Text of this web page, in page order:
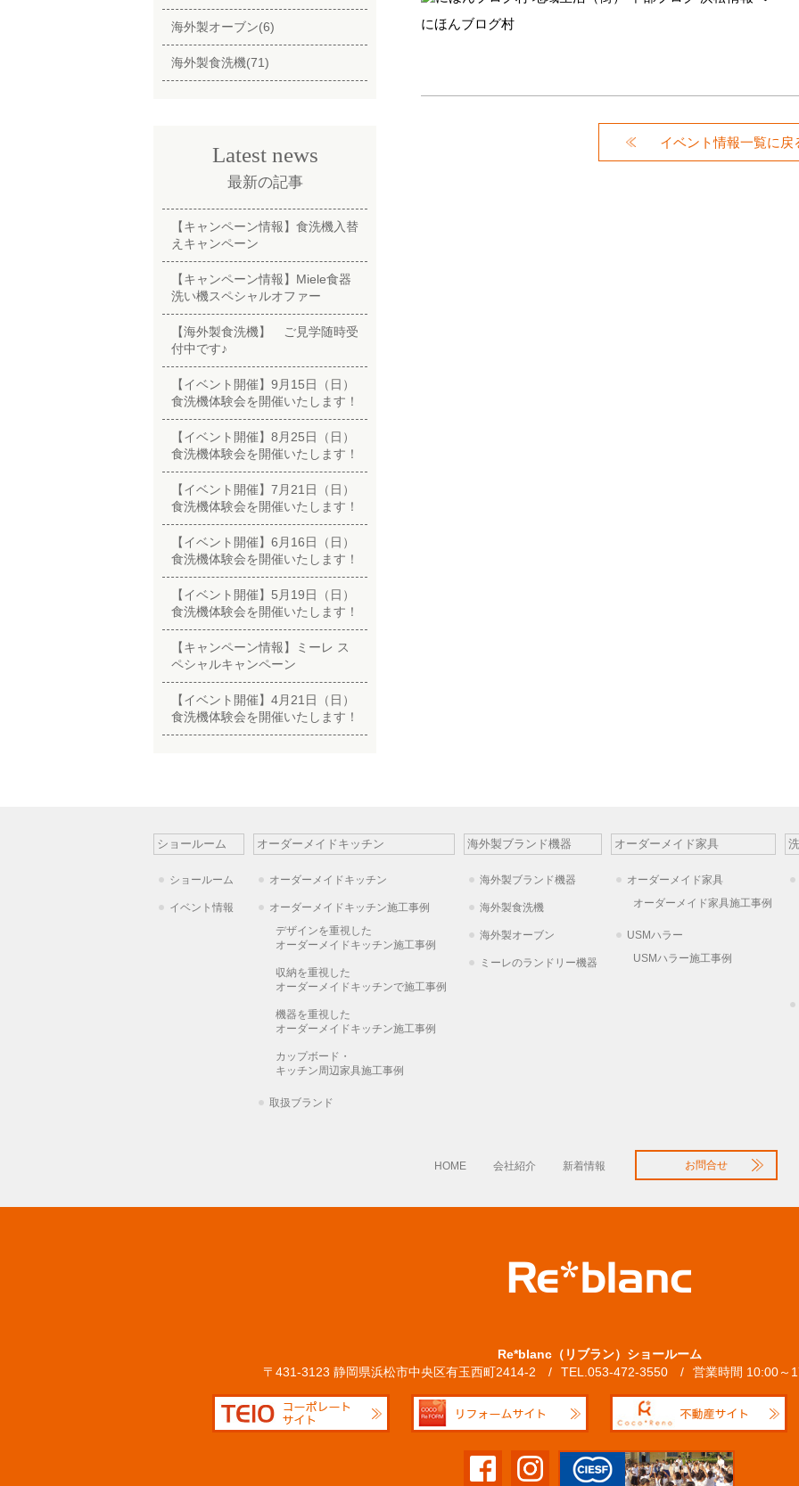
にほんブログ村
イベント情報一覧に戻
海外製オーブン(6)
海外製食洗機(71)
Latest news
最新の記事
【キャンペーン情報】食洗機入替
えキャンペーン
【キャンペーン情報】Miele食器
洗い機スペシャルオファー
【海外製食洗機】 ご見学随時受
付中です♪
【イベント開催】9月15日（日）
食洗機体験会を開催いたします！
【イベント開催】8月25日（日）
食洗機体験会を開催いたします！
【イベント開催】7月21日（日）
食洗機体験会を開催いたします！
【イベント開催】6月16日（日）
食洗機体験会を開催いたします！
【イベント開催】5月19日（日）
食洗機体験会を開催いたします！
【キャンペーン情報】ミーレ ス
ペシャルキャンペーン
【イベント開催】4月21日（日）
食洗機体験会を開催いたします！
ショールーム
ショールーム
イベント情報
オーダーメイドキッチン
オーダーメイドキッチン
オーダーメイドキッチン施工事例
デザインを重視した
オーダーメイドキッチン施工事例
収納を重視した
オーダーメイドキッチンで施工事例
機器を重視した
オーダーメイドキッチン施工事例
カップボード・
キッチン周辺家具施工事例
取扱ブランド
海外製ブランド機器
海外製ブランド機器
海外製食洗機
海外製オーブン
ミーレのランドリー機器
オーダーメイド家具
オーダーメイド家具
オーダーメイド家具施工事例
USMハラー
USMハラー施工事例
HOME 会社紹介 新着情報 お問合せ
Re*blanc（リブラン）ショールーム
〒431-3123 静岡県浜松市中央区有玉西町2414-2 TEL.053-472-3550 営業時間 10:00～